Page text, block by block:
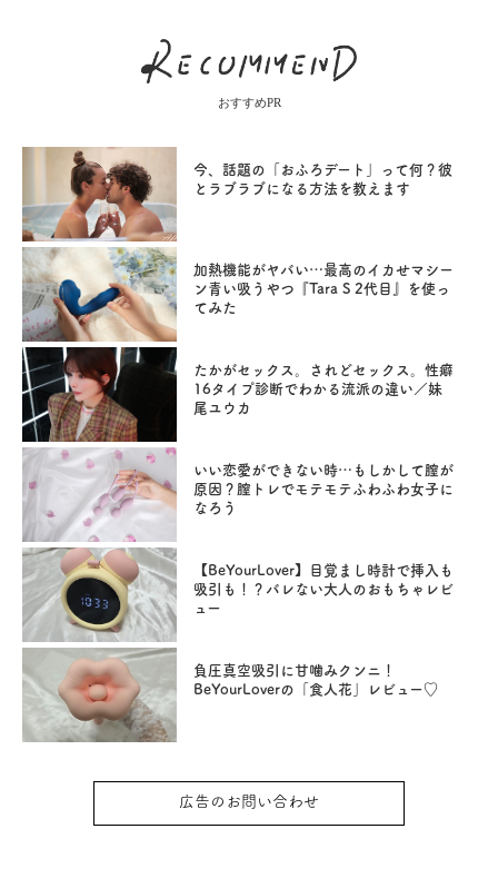
おすすめPR
今、話題の「おふろデート」って何？彼
とラブラブになる方法を教えます
加熱機能がヤバい…最高のイカせマシー
ン青い吸うやつ『Tara S 2代目』を使っ
てみた
たかがセックス。されどセックス。性癖
16タイプ診断でわかる流派の違い／妹
尾ユウカ
いい恋愛ができない時…もしかして膣が
原因？膣トレでモテモテふわふわ女子に
なろう
【BeYourLover】目覚まし時計で挿入も
吸引も！？バレない大人のおもちゃレビ
ュー
負圧真空吸引に甘噛みクンニ！
BeYourLoverの「食人花」レビュー♡
広告のお問い合わせ